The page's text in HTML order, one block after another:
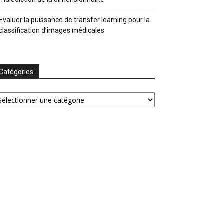
la puissance de transfer learning pour la
d’images médicales